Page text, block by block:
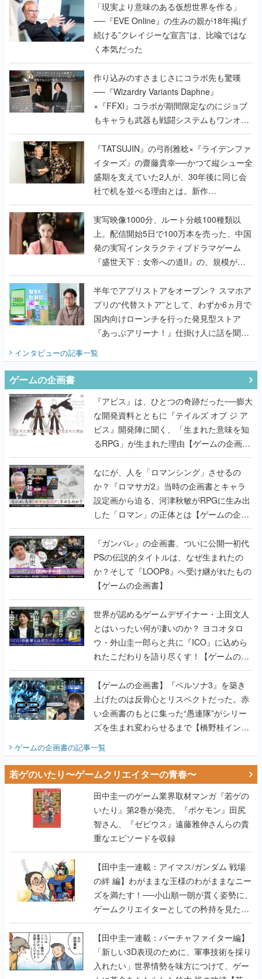
「現実より意味のある仮想世界を作る」
──『EVE Online』の生みの親が18年掲げ
続ける”クレイジーな宣言”は、比喩ではな
く本気だった
作り込みのすさまじさにコラボ先も驚嘆
──『Wizardry Variants Daphne』
×『FFXI』コラボが期間限定なのにジョブ
もキャラも武器も戦闘システムもワンオフ
で作り込まれた理由を両ディレクターに聞
く
『TATSUJIN』の弓削雅稔×『ライデンファ
イターズ』の齋藤貴幸──かつて縦シュー全
盛期を支えていた2人が、30年後に同じ会
社で机を並べる理由とは。新作
『TATSUJIN EXTREME』で初タッグを組
んだレジェンド2人に訊く開発秘話
実写映像1000分、ルート分岐100種類以
上。配信開始5日で100万本を売った、中国
発の実写インタラクティブドラマゲーム
『盛世天下：女帝への道II』の、規模が違
うこだわりをプロデューサーに聞いた
半年でアプリストアをオープン？ スマホア
プリの“代替ストア”として、わずか6ヵ月で
国内向けローンチを行った発見型ストア
『あっぷアリーナ！』仕掛け人に話を聞い
インタビューの記事一覧
ゲームの企画書
『アビス』は、ひとつの奇跡だった──膨大
な開発資料とともに『テイルズ オブ ジ ア
ビス』開発陣に聞く、「生まれた意味を知
るRPG」が生まれた理由【ゲームの企画
書】
なにが、人を「ロマンシング」させるの
か？『ロマサガ2』当時の企画書とキャラ
設定画から迫る、河津秋敏がRPGに生み出
した「ロマン」の正体とは【ゲームの企画
書】
『ガンパレ』の企画書、ついに公開━初代
PSの伝説的タイトルは、なぜ生まれたの
か？そして『LOOP8』へ受け継がれたもの
【ゲームの企画書】
世界が認めるゲームデザイナー・上田文人
とはいったい何が凄いのか？ ヨコオタロ
ウ・外山圭一郎らと共に『ICO』に込めら
れたこだわりを語り尽くす！【ゲームの企
画書】
【ゲームの企画書】『ペルソナ3』を築き
上げたのは反骨心とリスペクトだった。赤
い企画書のもとに集った“愚連隊”がシリー
ズを生まれ変わらせるまで【橋野桂インタ
ゲームの企画書の記事一覧
若ゲのいたり〜ゲームクリエイターの青春〜
田中圭一のゲーム業界取材マンガ『若ゲの
いたり』第2巻が発売。『ポケモン』田尻
智さん、『ゼビウス』遠藤雅伸さんらの貴
重なエピソードを収録
【田中圭一連載：アイマス/ガンダム 戦場
の絆 編】わがままな王様のわがままなニー
ズを満たす！──小山順一朗が貫く姿勢に、
ゲームクリエイターとしての矜持を見た
【若ゲのいたり最終回】
【田中圭一連載：バーチャファイター編】
「新しい3D表現のために、軍事技術を採り
入れたい」世界情勢を味方につけて、ゲー